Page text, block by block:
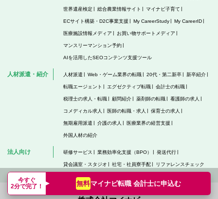
今すぐ
2分で完了！
無料マイナビ転職 会計士に申込む
世界遺産検定 総合農業情報サイト マイナビ子育て
ECサイト構築・D2C事業支援 My CareerStudy My CareerID
医療施設情報メディア お買い物サポートメディア
マンスリーマンション予約
AIを活用したSEOコンテンツ支援ツール
人材派遣・紹介 人材派遣 Web・ゲーム業界の転職 20代・第二新卒 新卒紹介
転職エージェント エグゼクティブ転職 会計士の転職
税理士の求人・転職 顧問紹介 薬剤師の転職 看護師の求人
コメディカル求人 医師の転職・求人 保育士の求人
無期雇用派遣 介護の求人 医療業界の経営支援
外国人材の紹介
法人向け 研修サービス 業務効率化支援（BPO） 発送代行
貸会議室・スタジオ 社宅・社員寮手配 リファレンスチェック